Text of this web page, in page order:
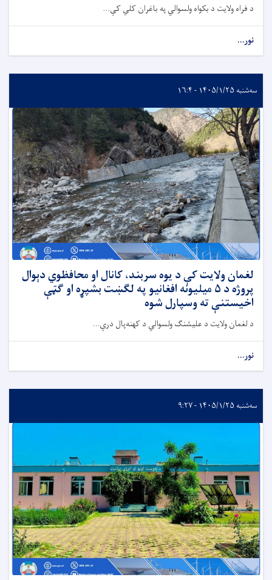
د فراه ولایت د بکواه ولسوالي په باغران کلي کې...
نور...
سه‌شنبه ۱۴۰۵/۱/۲۵ - ۱۶:۴
لغمان ولایت کې د یوه سربند، کانال او محافظوي دېوال
پروژه د ۵ میلیونه افغانیو په لګښت بشپړه او ګټې
اخیستنې ته وسپارل شوه
د لغمان ولایت د علیشنګ ولسوالي د کهنه‌پال درې...
نور...
سه‌شنبه ۱۴۰۵/۱/۲۵ - ۹:۲۷